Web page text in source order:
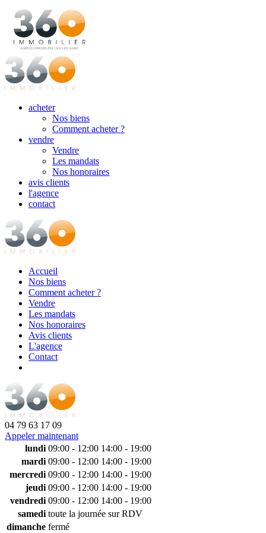
acheter
Nos biens
Comment acheter ?
vendre
Vendre
Les mandats
Nos honoraires
avis clients
l'agence
contact
Accueil
Nos biens
Comment acheter ?
Vendre
Les mandats
Nos honoraires
Avis clients
L'agence
Contact
04 79 63 17 09
Appeler maintenant
lundi 09:00 - 12:00 14:00 - 19:00
mardi 09:00 - 12:00 14:00 - 19:00
mercredi 09:00 - 12:00 14:00 - 19:00
jeudi 09:00 - 12:00 14:00 - 19:00
vendredi 09:00 - 12:00 14:00 - 19:00
samedi toute la journée sur RDV
dimanche fermé